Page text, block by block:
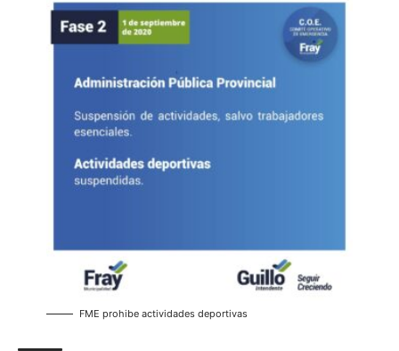
FME prohibe actividades deportivas